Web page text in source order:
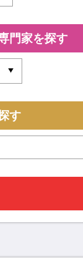
門家を探す
す